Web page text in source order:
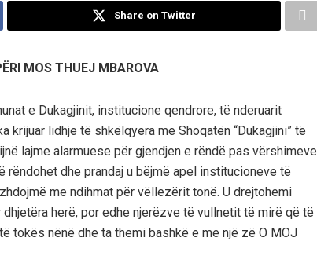
Share on Twitter
MOS THUEJ MBAROVA
e Dukagjinit, institucione qendrore, të nderuarit
krijuar lidhje të shkëlqyera me Shoqatën “Dukagjini” të
lajme alarmuese për gjendjen e rëndë pas vërshimeve
dhe prandaj u bëjmë apel institucioneve të
me ndihmat për vëllezërit tonë. U drejtohemi
herë, por edhe njerëzve të vullnetit të mirë që të
tokës nënë dhe ta themi bashkë e me një zë O MOJ